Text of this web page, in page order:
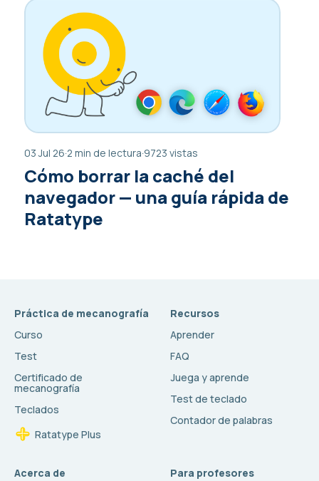
03 Jul 26·2 min de lectura·9723 vistas
Cómo borrar la caché del
navegador — una guía rápida de
Ratatype
Práctica de mecanografía
Curso
Test
Certificado de
mecanografía
Teclados
Ratatype Plus
Recursos
Aprender
FAQ
Juega y aprende
Test de teclado
Contador de palabras
Acerca de Para profesores